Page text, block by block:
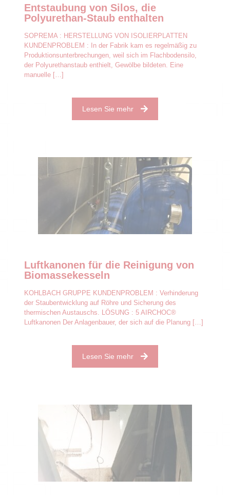
Entstaubung von Silos, die
Polyurethan-Staub enthalten
SOPREMA : HERSTELLUNG VON ISOLIERPLATTEN
KUNDENPROBLEM : In der Fabrik kam es regelmäßig zu
Produktionsunterbrechungen, weil sich im Flachbodensilo,
der Polyurethanstaub enthielt, Gewölbe bildeten. Eine
manuelle[…]
Lesen Sie mehr
Luftkanonen für die Reinigung von
Biomassekesseln
KOHLBACH GRUPPE KUNDENPROBLEM : Verhinderung
der Staubentwicklung auf Röhre und Sicherung des
thermischen Austauschs. LÖSUNG : 5 AIRCHOC®
Luftkanonen Der Anlagenbauer, der sich auf die Planung[…]
Lesen Sie mehr